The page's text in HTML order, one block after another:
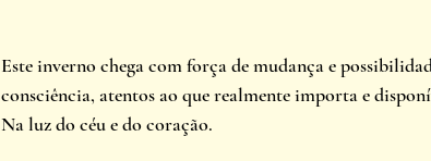
Este inverno chega com força de mudança e
consciência, atentos ao que realmente importa e
Na luz do céu e do coração.